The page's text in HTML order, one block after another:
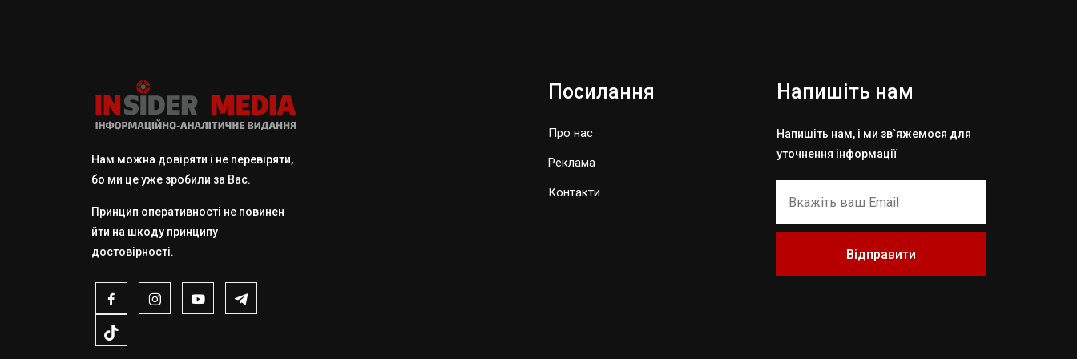
Нам можна довіряти і не перевіряти,
бо ми це уже зробили за Вас.
Принцип оперативності не повинен
йти на шкоду принципу
достовірності.
Посилання
Про нас
Реклама
Контакти
Напишіть нам
Напишіть нам, і ми зв`яжемося для
уточнення інформації
Відправити